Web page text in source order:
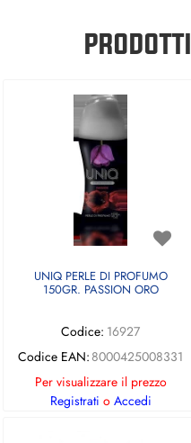
UNIQ PERLE DI PROFUMO
150GR. PASSION ORO
Codice: 16927
Codice EAN: 8000425008331
Per visualizzare il prezzo
Registrati o Accedi